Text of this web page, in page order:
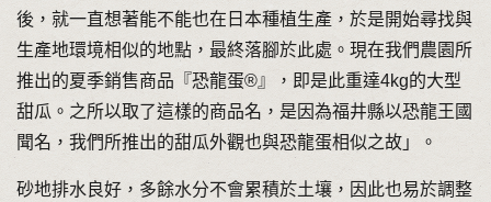
後，就一直想著能不能也在日本種植生產，於是開始尋找與
生產地環境相似的地點，最終落腳於此處。現在我們農園所
推出的夏季銷售商品『恐龍蛋®』，即是此重達4kg的大型
甜瓜。之所以取了這樣的商品名，是因為福井縣以恐龍王國
聞名，我們所推出的甜瓜外觀也與恐龍蛋相似之故」。
砂地排水良好，多餘水分不會累積於土壤，因此也易於調整